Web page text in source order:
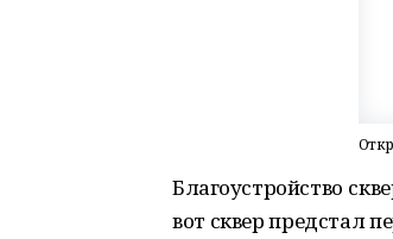
Благоустройство
вот сквер предстал